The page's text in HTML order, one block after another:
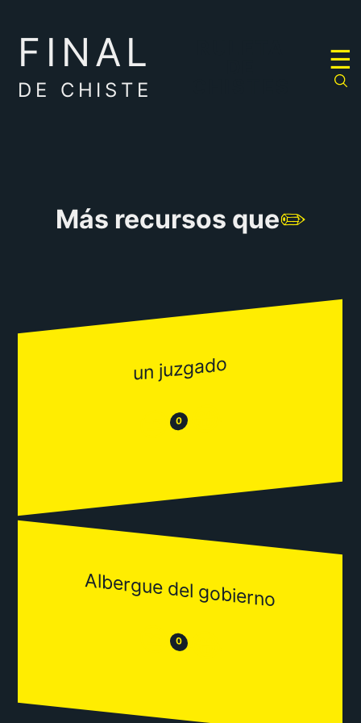
FINAL
DE CHISTE
☰
Más recursos que✏️
un juzgado
😒 0 😂
Albergue del gobierno
😒 0 😂